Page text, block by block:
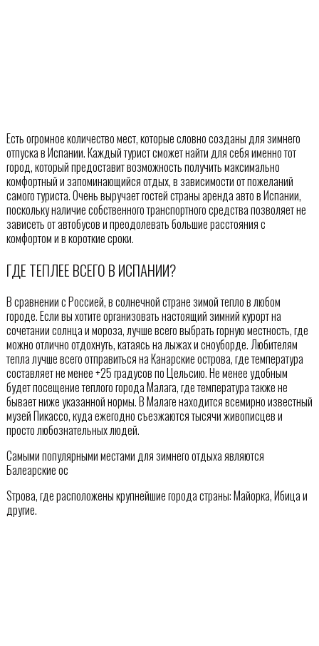
Есть огромное количество мест, которые словно созданы для зимнего
отпуска в Испании. Каждый турист сможет найти для себя именно тот
город, который предоставит возможность получить максимально
комфортный и запоминающийся отдых, в зависимости от пожеланий
самого туриста. Очень выручает гостей страны аренда авто в Испании,
поскольку наличие собственного транспортного средства позволяет не
зависеть от автобусов и преодолевать большие расстояния с
комфортом и в короткие сроки.
ГДЕ ТЕПЛЕЕ ВСЕГО В ИСПАНИИ?
В сравнении с Россией, в солнечной стране зимой тепло в любом
городе. Если вы хотите организовать настоящий зимний курорт на
сочетании солнца и мороза, лучше всего выбрать горную местность, где
можно отлично отдохнуть, катаясь на лыжах и сноуборде. Любителям
тепла лучше всего отправиться на Канарские острова, где температура
составляет не менее +25 градусов по Цельсию. Не менее удобным
будет посещение теплого города Малага, где температура также не
бывает ниже указанной нормы. В Малаге находится всемирно известный
музей Пикассо, куда ежегодно съезжаются тысячи живописцев и
просто любознательных людей.
Самыми популярными местами для зимнего отдыха являются
Балеарские ос
Sтрова, где расположены крупнейшие города страны: Майорка, Ибица и
другие.